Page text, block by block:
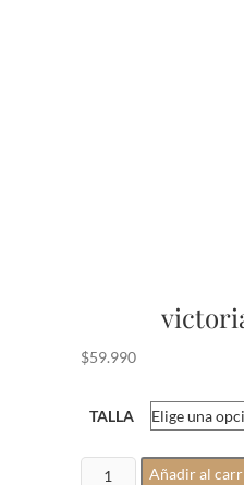
$59.990
TALLA
victoria
Añadir al